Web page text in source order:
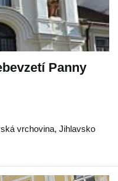
Panny
vrchovina, Jihlavsko